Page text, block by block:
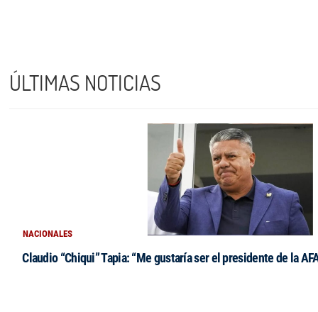
ÚLTIMAS NOTICIAS
NACIONALES
Claudio “Chiqui” Tapia: “Me gustaría ser el presidente de la